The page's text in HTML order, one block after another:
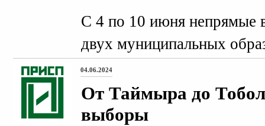
С 4 по 10 июня непрямые
двух муниципальных
04.06.2024
От Таймыра до
выборы